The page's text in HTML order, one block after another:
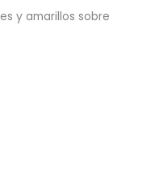
y amarillos sobre